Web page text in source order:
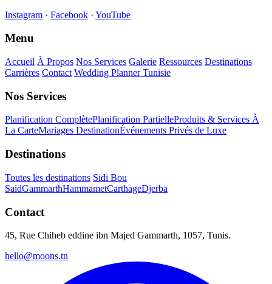
Instagram · Facebook · YouTube
Menu
Accueil À Propos Nos Services Galerie Ressources Destinations
Carrières Contact Wedding Planner Tunisie
Nos Services
Planification ComplètePlanification PartielleProduits & Services À
La CarteMariages DestinationÉvénements Privés de Luxe
Destinations
Toutes les destinations Sidi Bou
SaidGammarthHammametCarthageDjerba
Contact
45, Rue Chiheb eddine ibn Majed Gammarth, 1057, Tunis.
hello@moons.tn